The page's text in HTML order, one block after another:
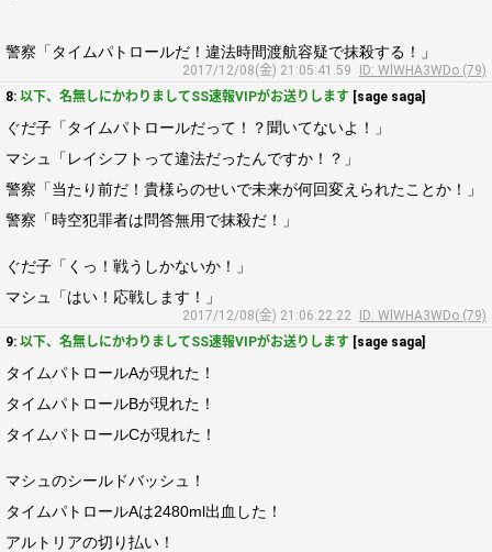
警察「タイムパトロールだ！違法時間渡航容疑で抹殺する！」
2017/12/08(金) 21:05:41.59
ID: WlWHA3WDo (79)
8: 以下、名無しにかわりましてSS速報VIPがお送りします [sage saga]
ぐだ子「タイムパトロールだって！？聞いてないよ！」
マシュ「レイシフトって違法だったんですか！？」
警察「当たり前だ！貴様らのせいで未来が何回変えられたことか！」
警察「時空犯罪者は問答無用で抹殺だ！」
ぐだ子「くっ！戦うしかないか！」
マシュ「はい！応戦します！」
2017/12/08(金) 21:06:22.22
ID: WlWHA3WDo (79)
9: 以下、名無しにかわりましてSS速報VIPがお送りします [sage saga]
タイムパトロールAが現れた！
タイムパトロールBが現れた！
タイムパトロールCが現れた！
マシュのシールドバッシュ！
タイムパトロールAは2480ml出血した！
アルトリアの切り払い！